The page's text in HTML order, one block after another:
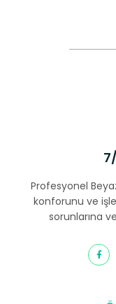
Profesyonel
konforunu ve
sorunlarına